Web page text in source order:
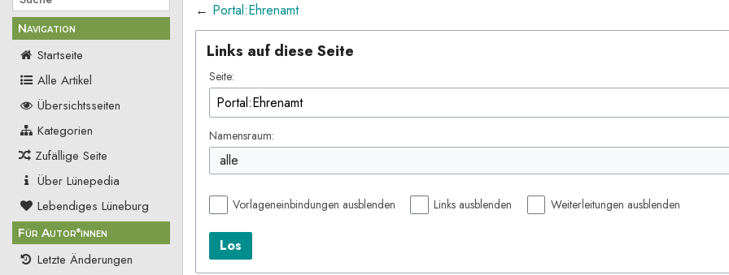
Navigation
Startseite
Alle Artikel
Übersichtsseiten
Kategorien
Zufällige Seite
Über Lünepedia
Lebendiges Lüneburg
Für Autor*innen
Letzte Änderungen
← Portal:Ehrenamt
Links auf diese Seite
Seite:
Namensraum:
alle
Vorlageneinbindungen ausblenden Links ausblenden Weiterleitungen ausblenden
Los